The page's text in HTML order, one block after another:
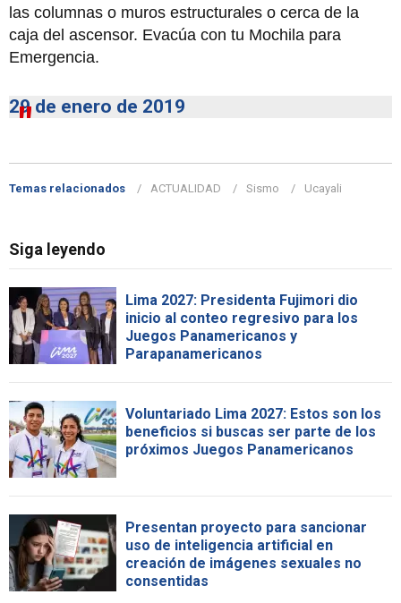
las columnas o muros estructurales o cerca de la
caja del ascensor. Evacúa con tu Mochila para
Emergencia.
29 de enero de 2019
Temas relacionados ACTUALIDAD Sismo Ucayali
Siga leyendo
Lima 2027: Presidenta Fujimori dio
inicio al conteo regresivo para los
Juegos Panamericanos y
Parapanamericanos
Voluntariado Lima 2027: Estos son los
beneficios si buscas ser parte de los
próximos Juegos Panamericanos
Presentan proyecto para sancionar
uso de inteligencia artificial en
creación de imágenes sexuales no
consentidas